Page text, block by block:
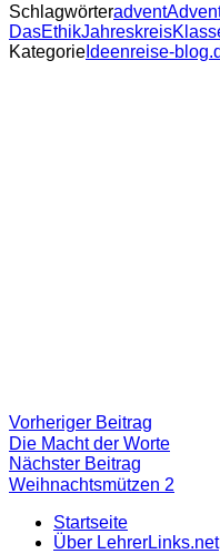
Schlagwörteradvent
DasEthikJahreskreis
Kategorie Ideenreise-
Vorheriger Beitrag
Beitrag:
Die Macht der Worte
Nächster Beitrag
Beitrag
Weihnachtsmützen 2
Startseite
Über LehrerLinks.net